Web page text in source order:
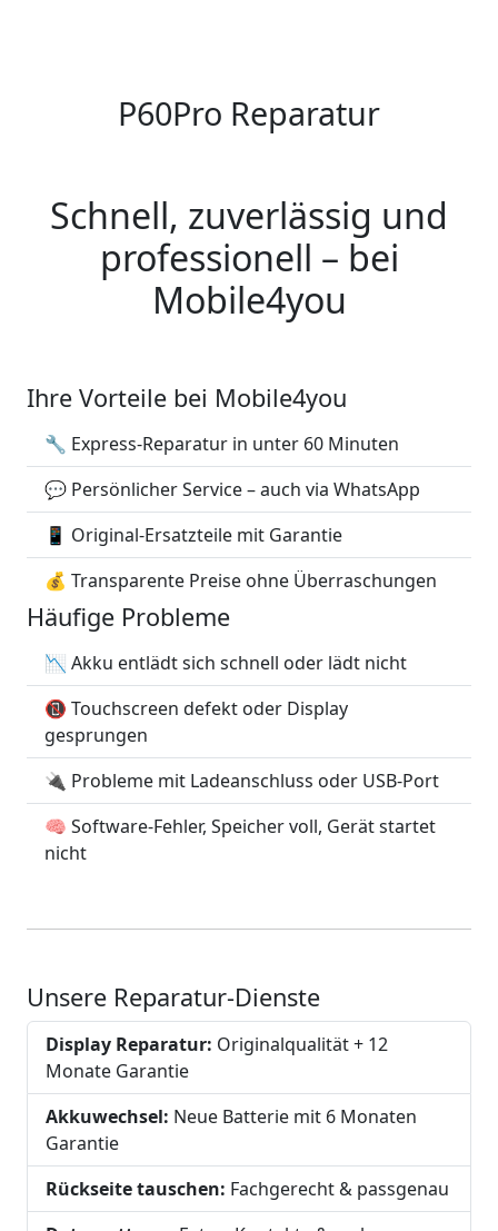
P60Pro Reparatur
Schnell, zuverlässig und
professionell – bei
Mobile4you
Ihre Vorteile bei Mobile4you
🔧 Express-Reparatur in unter 60 Minuten
💬 Persönlicher Service – auch via WhatsApp
📱 Original-Ersatzteile mit Garantie
💰 Transparente Preise ohne Überraschungen
Häufige Probleme
📉 Akku entlädt sich schnell oder lädt nicht
📵 Touchscreen defekt oder Display
gesprungen
🔌 Probleme mit Ladeanschluss oder USB-Port
🧠 Software-Fehler, Speicher voll, Gerät startet
nicht
Unsere Reparatur-Dienste
Display Reparatur: Originalqualität + 12
Monate Garantie
Akkuwechsel: Neue Batterie mit 6 Monaten
Garantie
Rückseite tauschen: Fachgerecht & passgenau